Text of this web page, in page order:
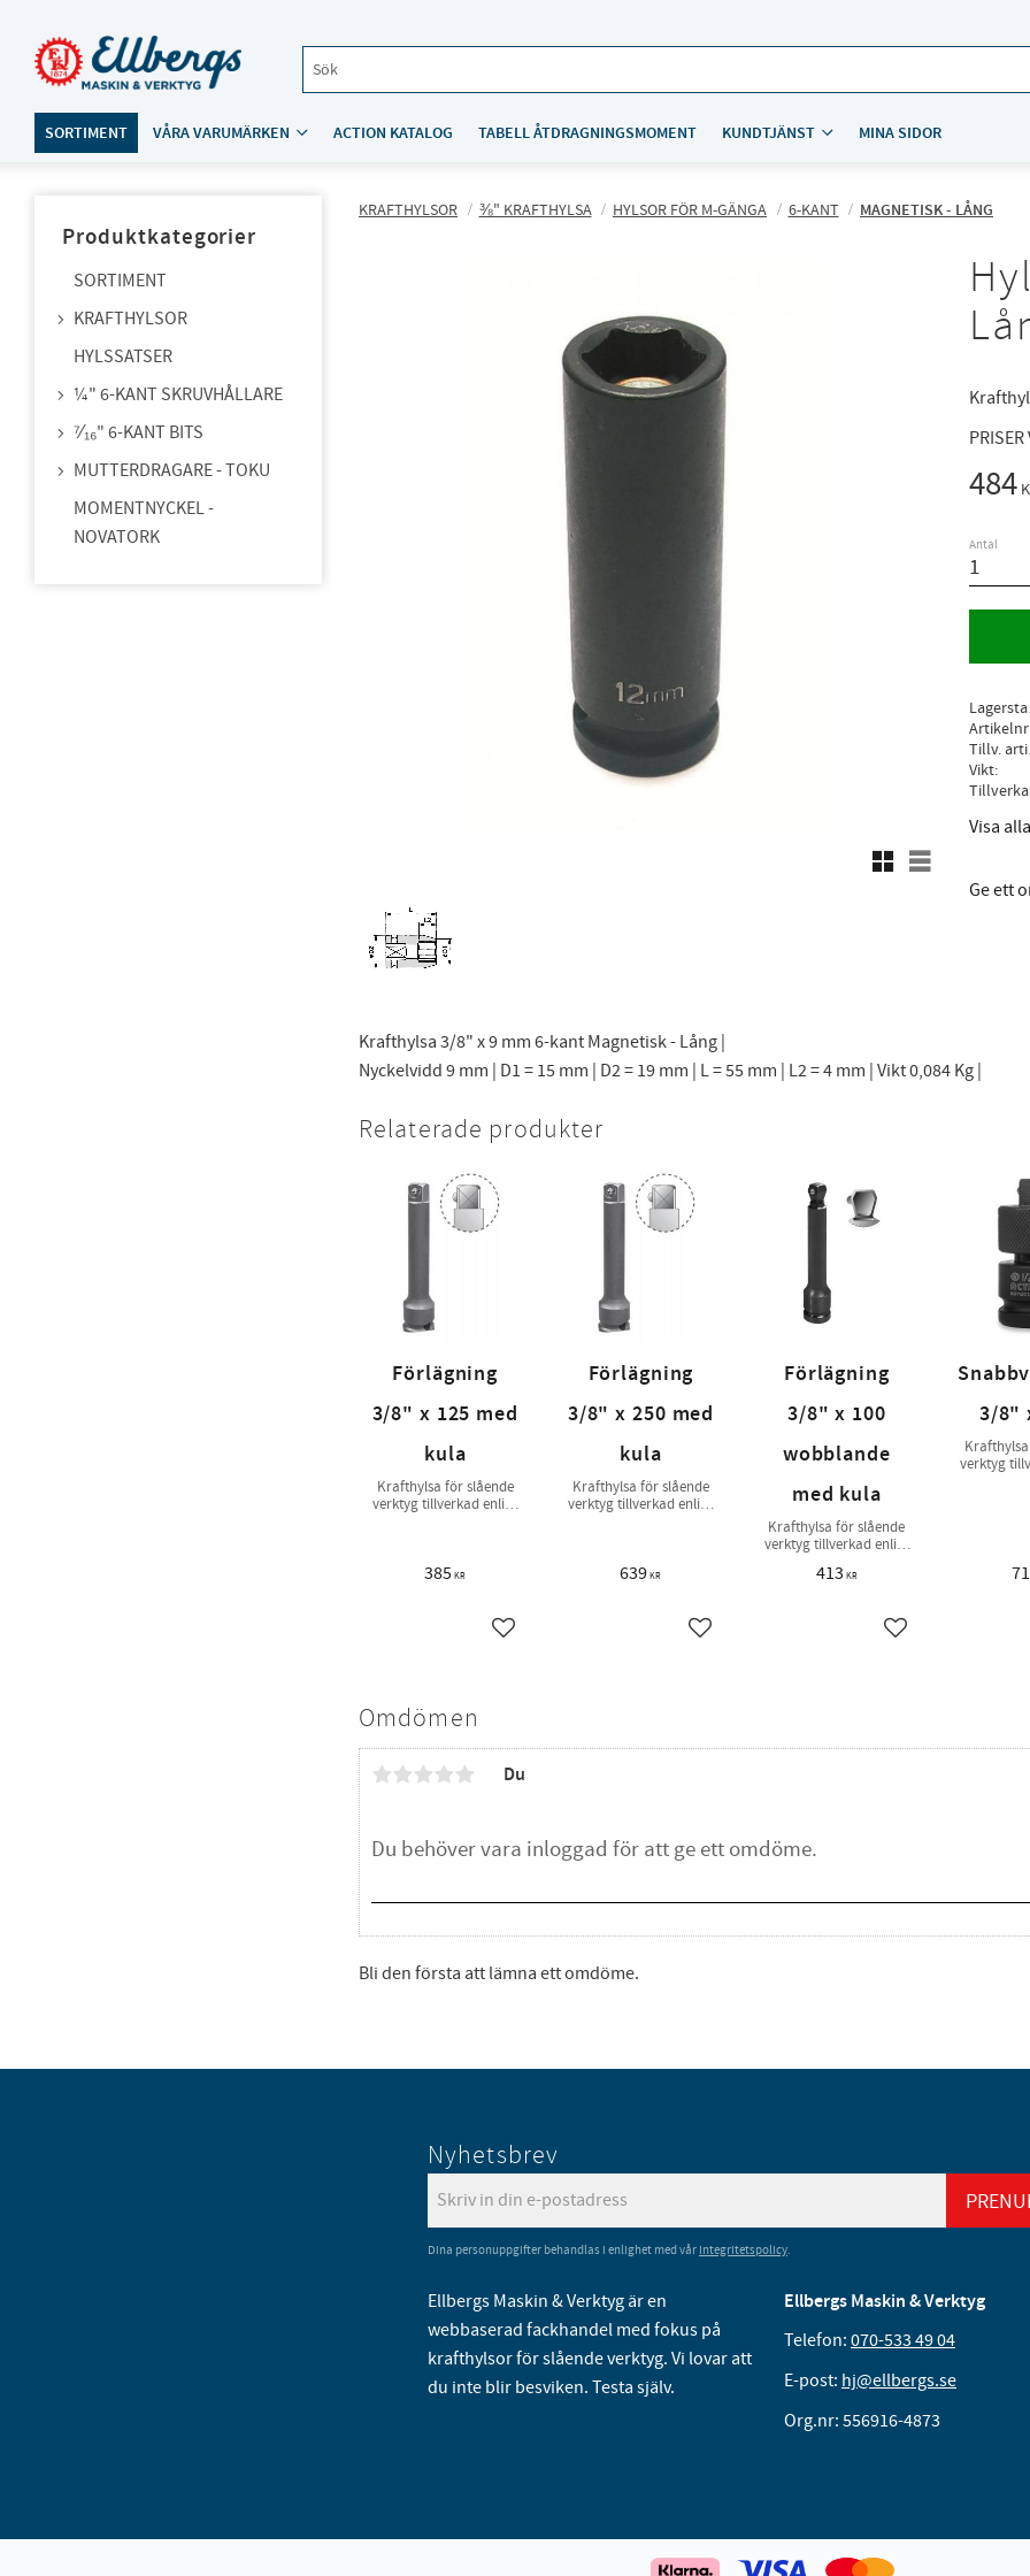
SORTIMENT VÅRA VARUMÄRKEN ACTION KATALOG TABELL ÅTDRAGNINGSMOMENT KUNDTJÄNST MINA SIDOR
KRAFTHYLSOR ⅜" KRAFTHYLSA HYLSOR FÖR M-GÄNGA 6-KANT MAGNETISK - LÅNG
PRISER
Rutnätsvy
Listvy
484
Antal
Artikelnr
Vikt
Visa
Ge ett
Krafthylsa 3/8" x 9 mm 6-kant Magnetisk - Lång |
Nyckelvidd 9 mm | D1 = 15 mm | D2 = 19 mm | L = 55 mm | L2 = 4 mm | Vikt 0,084 Kg |
Omdömen
Du
Bli den första att lämna ett omdöme.
Relaterade produkter
Förlägning
3/8" x 125 med
kula
Krafthylsa för slående
verktyg tillverkad enligt
385KR
Lägg till i favoriter
Förlägning
3/8" x 250 med
kula
Krafthylsa för slående
verktyg tillverkad enligt
639KR
Lägg till i favoriter
Förlägning
3/8" x 100
wobblande
med kula
Krafthylsa för slående
verktyg tillverkad enligt
413 KR
Lägg till i favoriter
3/8"
verktyg
Produktkategorier
SORTIMENT
KRAFTHYLSOR
HYLSSATSER
¼" 6-KANT SKRUVHÅLLARE
⁷⁄₁₆" 6-KANT BITS
MUTTERDRAGARE - TOKU
MOMENTNYCKEL -
NOVATORK
Nyhetsbrev
Dina personuppgifter behandlas i enlighet med vår integritetspolicy.
Ellbergs Maskin & Verktyg är en
webbaserad fackhandel med fokus på
krafthylsor för slående verktyg. Vi lovar att
du inte blir besviken. Testa själv.
Ellbergs Maskin & Verktyg
Telefon: 070-533 49 04
E-post: hj@ellbergs.se
Org.nr: 556916-4873